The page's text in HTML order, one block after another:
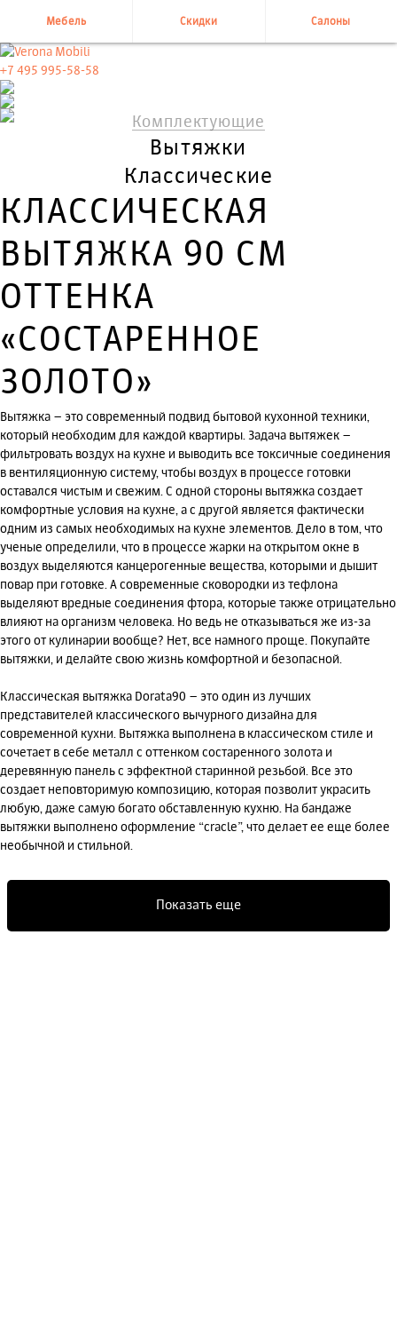
Мебель Скидки Салоны
+7 495 995-58-58
Комплектующие
Вытяжки
Классические
КЛАССИЧЕСКАЯ
ВЫТЯЖКА 90 СМ
ОТТЕНКА
«СОСТАРЕННОЕ
ЗОЛОТО»
Вытяжка – это современный подвид бытовой кухонной техники,
который необходим для каждой квартиры. Задача вытяжек –
фильтровать воздух на кухне и выводить все токсичные соединения
в вентиляционную систему, чтобы воздух в процессе готовки
оставался чистым и свежим. С одной стороны вытяжка создает
комфортные условия на кухне, а с другой является фактически
одним из самых необходимых на кухне элементов. Дело в том, что
ученые определили, что в процессе жарки на открытом окне в
воздух выделяются канцерогенные вещества, которыми и дышит
повар при готовке. А современные сковородки из тефлона
выделяют вредные соединения фтора, которые также отрицательно
влияют на организм человека. Но ведь не отказываться же из-за
этого от кулинарии вообще? Нет, все намного проще. Покупайте
вытяжки, и делайте свою жизнь комфортной и безопасной.
Классическая вытяжка Dorata90 – это один из лучших
представителей классического вычурного дизайна для
современной кухни. Вытяжка выполнена в классическом стиле и
сочетает в себе металл с оттенком состаренного золота и
деревянную панель с эффектной старинной резьбой. Все это
создает неповторимую композицию, которая позволит украсить
любую, даже самую богато обставленную кухню. На бандаже
вытяжки выполнено оформление “cracle”, что делает ее еще более
необычной и стильной.
Показать еще